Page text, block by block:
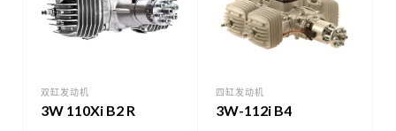
双缸发动机
3W 110Xi B2 R
四缸发动机
3W-112i B4